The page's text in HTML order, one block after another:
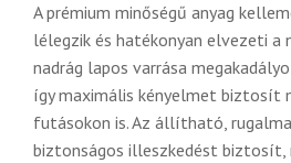
A prémium minőségű anyag
lélegzik és hatékonyan elvezeti a
nadrág lapos varrása
így maximális kényelmet biztosít
futásokon is. Az állítható,
biztonságos illeszkedést biztosít,